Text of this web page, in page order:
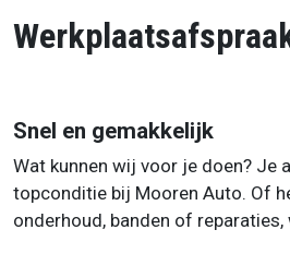
Snel en gemakkelijk
Wat kunnen wij voor je doen? Je
topconditie bij Mooren Auto. Of
onderhoud, banden of